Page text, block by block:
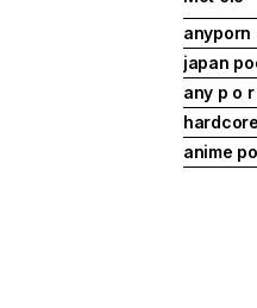
anyporn
japan
any p o r
anime